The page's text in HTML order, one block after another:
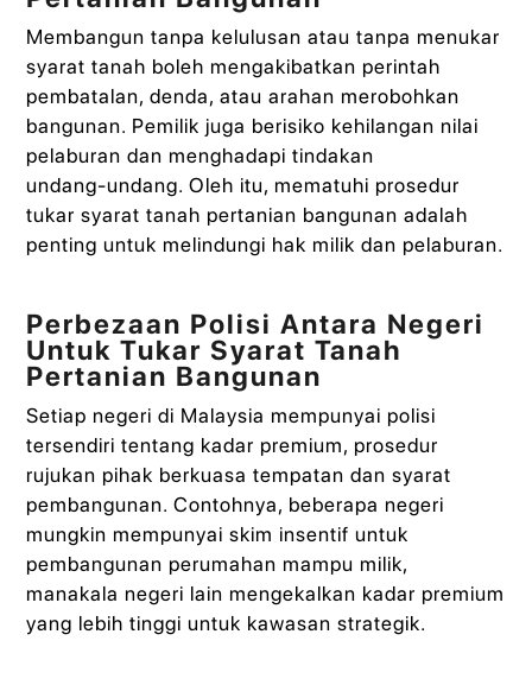
Membangun tanpa kelulusan atau tanpa menukar
syarat tanah boleh mengakibatkan perintah
pembatalan, denda, atau arahan merobohkan
bangunan. Pemilik juga berisiko kehilangan nilai
pelaburan dan menghadapi tindakan
undang‑undang. Oleh itu, mematuhi prosedur
tukar syarat tanah pertanian bangunan adalah
penting untuk melindungi hak milik dan pelaburan.
Perbezaan Polisi Antara Negeri
Untuk Tukar Syarat Tanah
Pertanian Bangunan
Setiap negeri di Malaysia mempunyai polisi
tersendiri tentang kadar premium, prosedur
rujukan pihak berkuasa tempatan dan syarat
pembangunan. Contohnya, beberapa negeri
mungkin mempunyai skim insentif untuk
pembangunan perumahan mampu milik,
manakala negeri lain mengekalkan kadar premium
yang lebih tinggi untuk kawasan strategik.